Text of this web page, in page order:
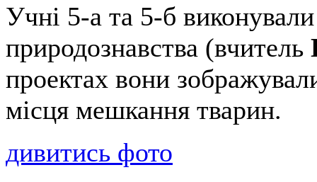
Учні 5-а та 5-б виконували
природознавства (вчитель
проектах вони
місця мешкання тварин.
дивитись фото